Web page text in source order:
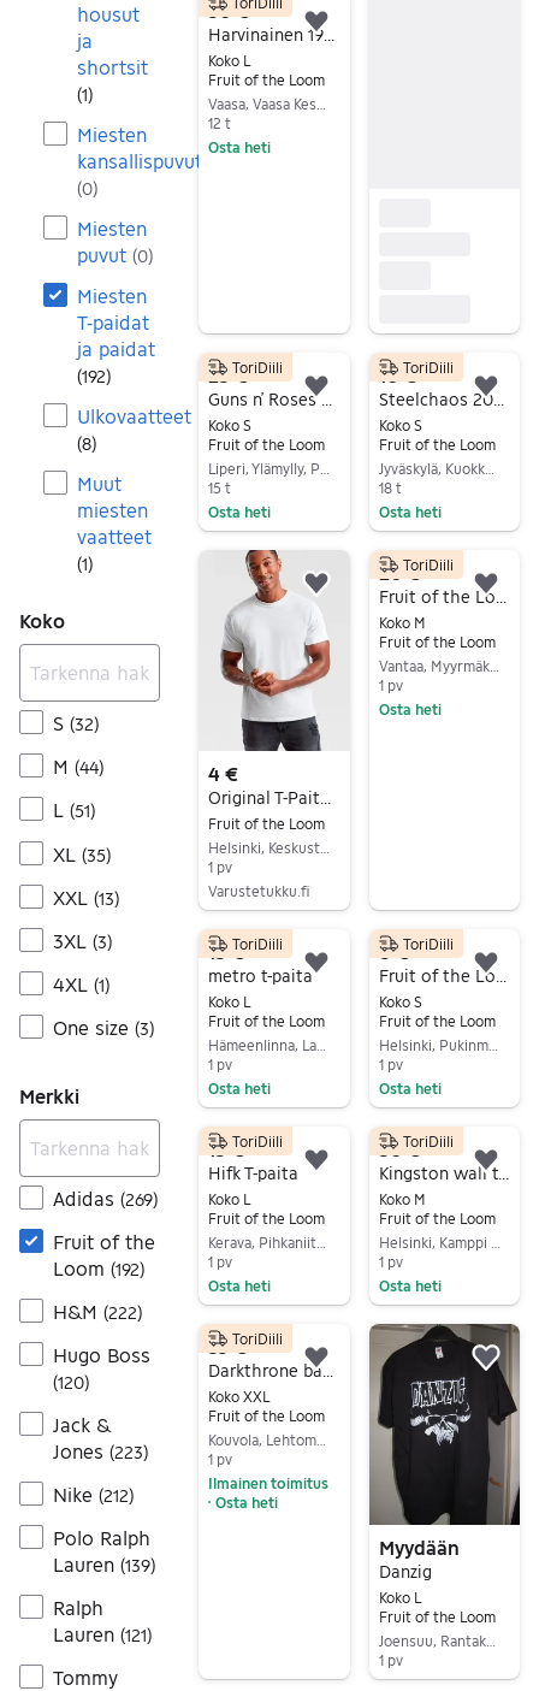
housut
ja
shortsit
(1)
Miesten
kansallispuvut
(0)
Miesten
puvut (0)
Miesten
T-paidat
ja paidat
(192)
Ulkovaatteet
(8)
Muut
miesten
vaatteet
(1)
Koko
S (32)
M (44)
L (51)
XL (35)
XXL (13)
3XL (3)
4XL (1)
One size (3)
Merkki
Adidas (269)
Fruit of the
Loom (192)
H&M (222)
Hugo Boss
(120)
Jack &
Jones (223)
Nike (212)
Polo Ralph
Lauren (139)
Ralph
Lauren (121)
Tommy
30 €
Koko L
Fruit of the Loom
12 t
Osta heti
25 €
Koko S
Fruit of the Loom
15 t
Osta heti
ToriDiili
Lisää suosikiksi.
10 €
Steelchaos 2020 Festaripaita.
Koko S
Fruit of the Loom
Jyväskylä, Kuokkala-Ristikivi, Keski-Suomi
18 t
Osta heti
ToriDiili
4 €
Fruit of the Loom
1 pv
Varustetukku.fi
Lisää suosikiksi.
20 €
Koko M
Fruit of the Loom
Vantaa, Myyrmäki, Uusimaa
1 pv
Osta heti
ToriDiili
15 €
metro t-paita
Koko L
Fruit of the Loom
1 pv
Osta heti
ToriDiili
Lisää suosikiksi.
8 €
Koko S
Fruit of the Loom
Helsinki, Pukinmäki-Savela, Uusimaa
1 pv
Osta heti
ToriDiili
15 €
Hifk T-paita
Koko L
Fruit of the Loom
1 pv
Osta heti
ToriDiili
Lisää suosikiksi.
50 €
Kingston wall t-paita
Koko M
Fruit of the Loom
1 pv
Osta heti
ToriDiili
33 €
Koko XXL
Fruit of the Loom
1 pv
Ilmainen toimitus
• Osta heti
ToriDiili
Lisää suosikiksi.
Myydään
Danzig
Koko L
Fruit of the Loom
Joensuu, Rantakylä-Latola, Pohjois-Karjala
1 pv